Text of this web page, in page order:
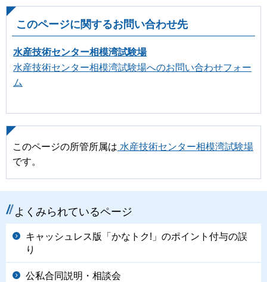
このページに関するお問い合わせ先
水産技術センター相模湾試験場
水産技術センター相模湾試験場へのお問い合わせフォー
ム
このページの所管所属は 水産技術センター相模湾試験場
です。
よくみられているページ
キャッシュレス版「かなトク!」のポイント付与の誤
り
公私合同説明・相談会